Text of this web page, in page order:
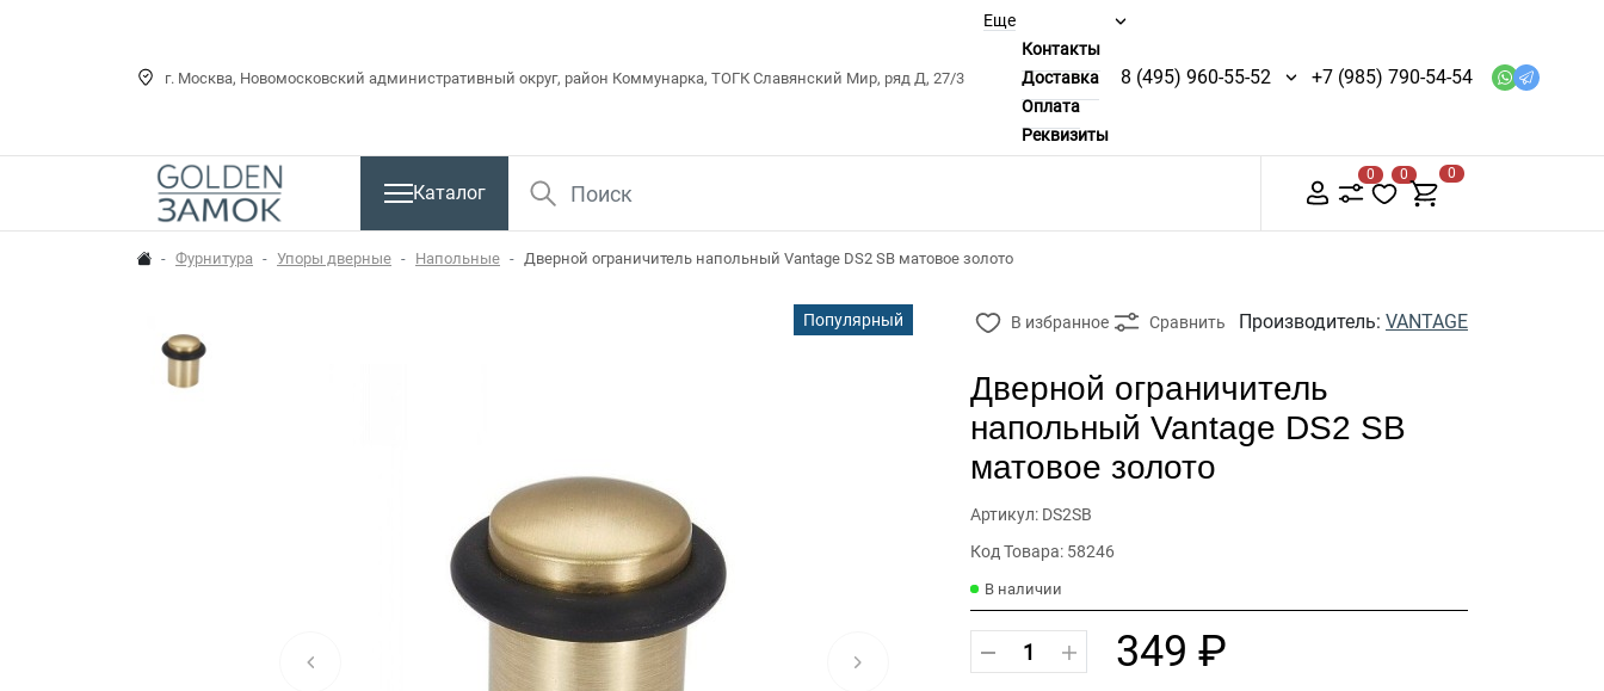
г. Москва, Новомосковский административный округ, район Коммунарка, ТОГК Славянский Мир, ряд Д, 27/3
Еще
Контакты
Доставка
Оплата
Реквизиты
8 (495) 960-55-52 +7 (985) 790-54-54
Каталог
0 0 0
Фурнитура Упоры дверные Напольные Дверной ограничитель напольный Vantage DS2 SB матовое золото
Популярный В избранное Сравнить Производитель: VANTAGE
Дверной ограничитель
напольный Vantage DS2 SB
матовое золото
Артикул: DS2SB
Код Товара: 58246
В наличии
349 ₽